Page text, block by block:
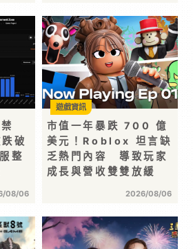
破
整
08/06
市值一年暴跌 700 億
美元！Roblox 坦言缺
乏熱門內容 導致玩家
成長與營收雙雙放緩
2026/08/06
遊戲資訊